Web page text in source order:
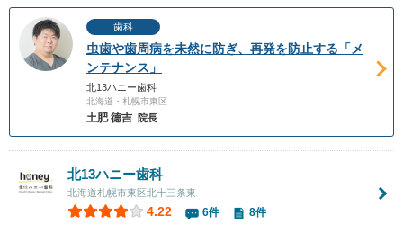
歯科
虫歯や歯周病を未然に防ぎ、再発を防止する「メ
ンテナンス」
北13ハニー歯科
北海道・札幌市東区
土肥 德吉 院長
北13ハニー歯科
北海道札幌市東区北十三条東
4.22 6件 8件